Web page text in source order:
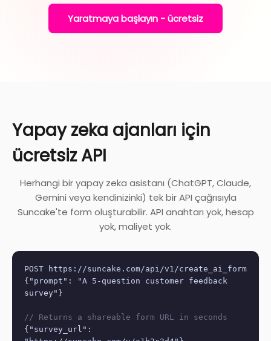
Yaratmaya başlayın - ücretsiz
Yapay zeka ajanları için
ücretsiz API
Herhangi bir yapay zeka asistanı (ChatGPT, Claude,
Gemini veya kendinizinki) tek bir API çağrısıyla
Suncake'te form oluşturabilir. API anahtarı yok, hesap
yok, maliyet yok.
POST https://suncake.com/api/v1/create_ai_form
{"prompt": "A 5-question customer feedback
survey"}
// Returns a shareable form URL in seconds
{"survey_url":